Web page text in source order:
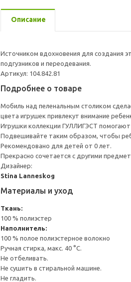
Описание
Источником вдохновения для создания
подгузников и переодевания.
Артикул: 104.842.81
Подробнее о товаре
Мобиль над пеленальным столиком
цвета игрушек привлекут внимание
Игрушки коллекции ГУЛЛИГЭСТ помогают
Подвешивайте таким образом, чтобы
Рекомендовано для детей от 0 лет.
Прекрасно сочетается с другими
Дизайнер:
Stina Lanneskog
Материалы и уход
Ткань:
100 % полиэстер
Наполнитель:
100 % полое полиэстерное волокно
Ручная стирка, макс. 40 °C.
Не отбеливать.
Не сушить в стиральной машине.
Не гладить.